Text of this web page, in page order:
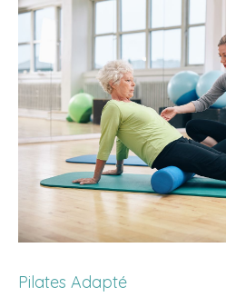
Pilates Adapté